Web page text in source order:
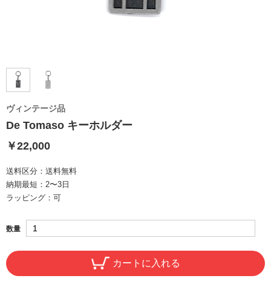
ヴィンテージ品
De Tomaso キーホルダー
￥22,000
送料区分： 送料無料
納期最短： 2〜3日
ラッピング： 可
数量
カートに入れる